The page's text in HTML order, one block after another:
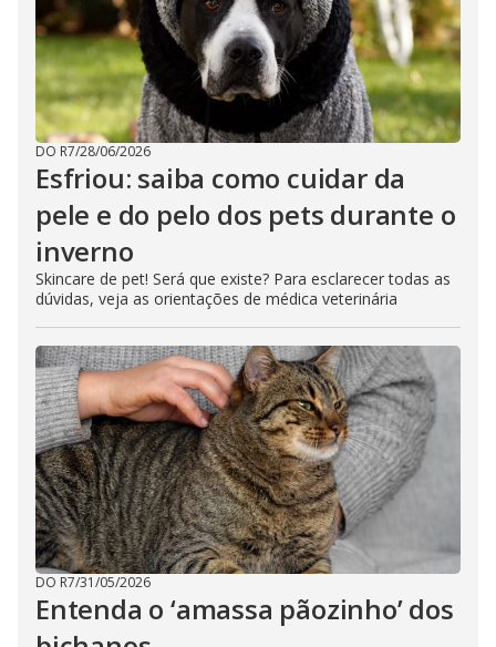
DO R7/28/06/2026
Esfriou: saiba como cuidar da
pele e do pelo dos pets durante o
inverno
Skincare de pet! Será que existe? Para esclarecer todas as
dúvidas, veja as orientações de médica veterinária
DO R7/31/05/2026
Entenda o ‘amassa pãozinho’ dos